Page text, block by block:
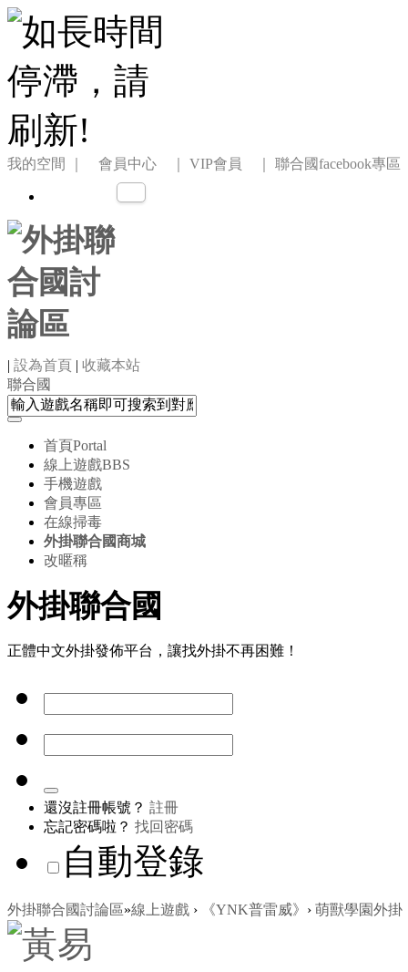
我的空間 ｜ 會員中心 ｜ VIP會員 ｜ 聯合國facebook專區
| 設為首頁 | 收藏本站
聯合國
首頁Portal
線上遊戲BBS
手機遊戲
會員專區
在線掃毒
外掛聯合國商城
改暱稱
外掛聯合國
正體中文外掛發佈平台，讓找外掛不再困難！
還沒註冊帳號？ 註冊
忘記密碼啦？ 找回密碼
自動登錄
外掛聯合國討論區»線上遊戲 › 《YNK普雷威》 › 萌獸學園外掛